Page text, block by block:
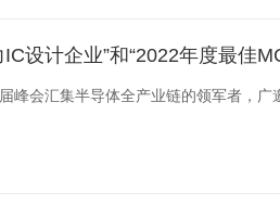
设计企业”和“2022年度最佳
会汇集半导体全产业链的领军者，